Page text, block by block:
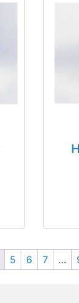
5 6 7 …